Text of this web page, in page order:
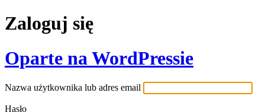
Zaloguj się
Oparte na WordPressie
Nazwa użytkownika lub adres email
Hasło